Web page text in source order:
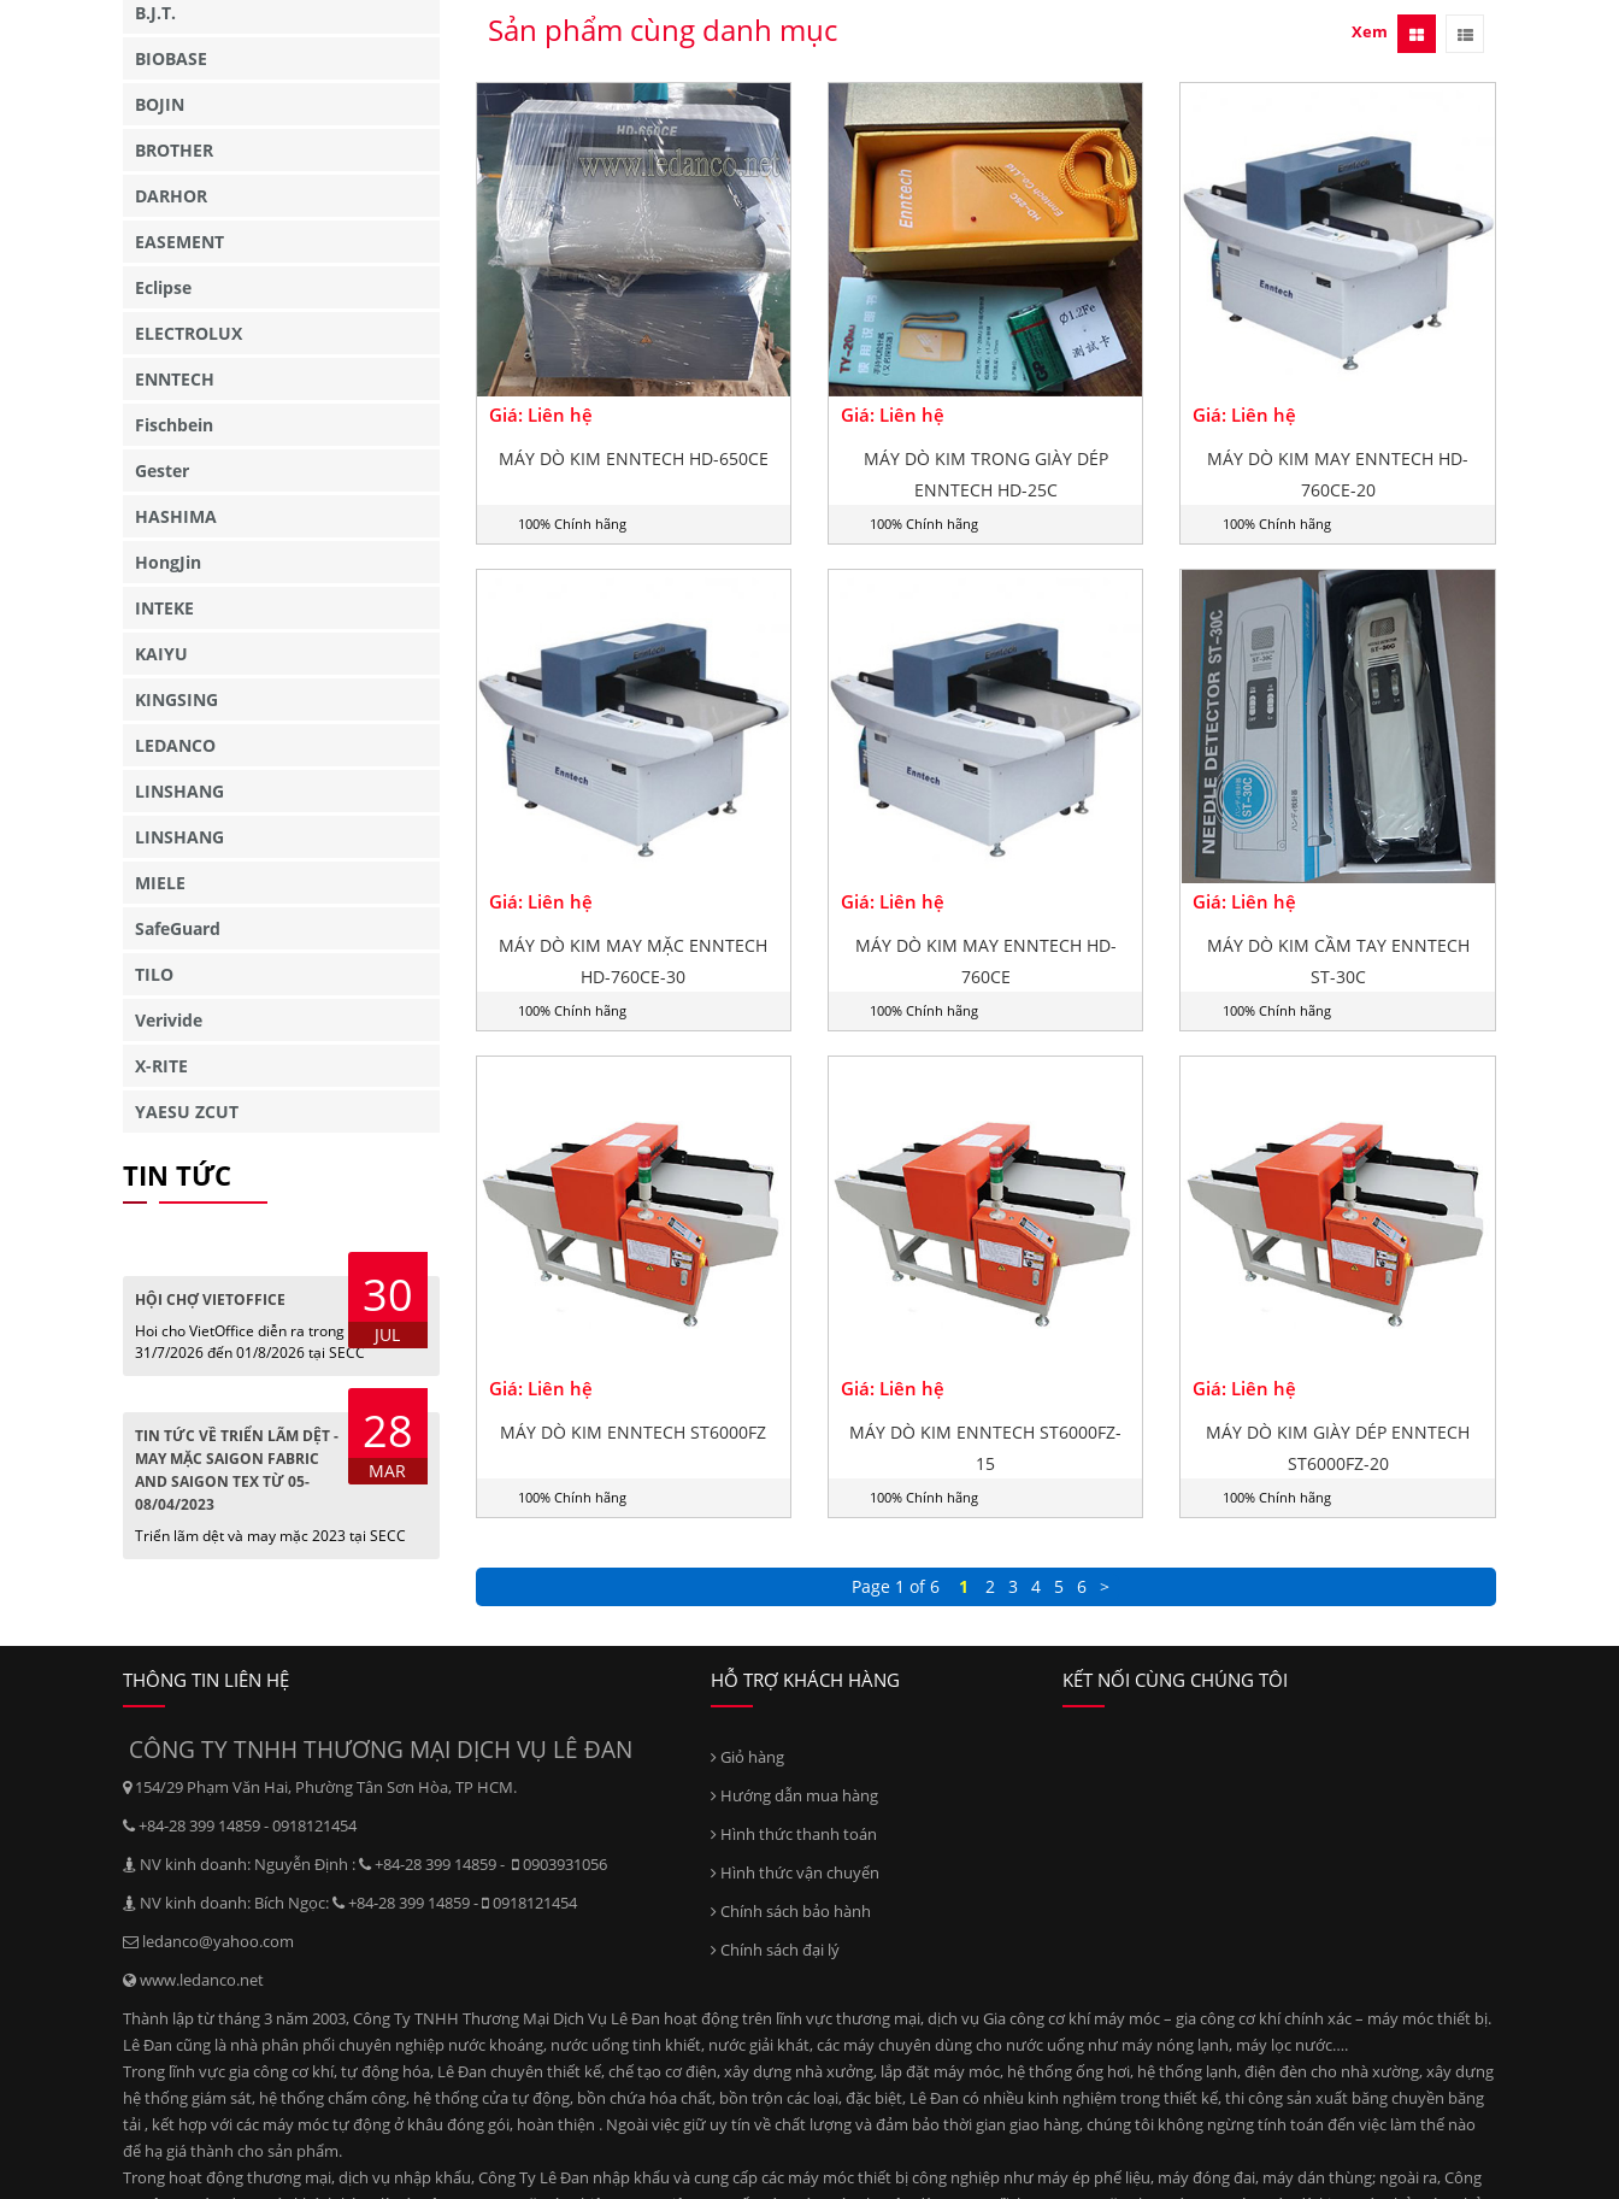
Sản phẩm cùng danh mục Xem
Giá: Liên hệ
MÁY DÒ KIM ENNTECH HD-650CE
100% Chính hãng
Giá: Liên hệ
MÁY DÒ KIM TRONG GIÀY DÉP
ENNTECH HD-25C
100% Chính hãng
Giá: Liên hệ
MÁY DÒ KIM MAY ENNTECH HD-
760CE-20
100% Chính hãng
Giá: Liên hệ
MÁY DÒ KIM MAY MẶC ENNTECH
HD-760CE-30
100% Chính hãng
Giá: Liên hệ
MÁY DÒ KIM MAY ENNTECH HD-
760CE
100% Chính hãng
Giá: Liên hệ
MÁY DÒ KIM CẦM TAY ENNTECH
ST-30C
100% Chính hãng
Giá: Liên hệ
MÁY DÒ KIM ENNTECH ST6000FZ
100% Chính hãng
Giá: Liên hệ
MÁY DÒ KIM ENNTECH ST6000FZ-
15
100% Chính hãng
Giá: Liên hệ
MÁY DÒ KIM GIÀY DÉP ENNTECH
ST6000FZ-20
100% Chính hãng
Page 1 of 6 1 2 3 4 5 6 >
B.J.T.
BIOBASE
BOJIN
BROTHER
DARHOR
EASEMENT
Eclipse
ELECTROLUX
ENNTECH
Fischbein
Gester
HASHIMA
HongJin
INTEKE
KAIYU
KINGSING
LEDANCO
LINSHANG
LINSHANG
MIELE
SafeGuard
TILO
Verivide
X-RITE
YAESU ZCUT
TIN TỨC
30
JUL
HỘI CHỢ VIETOFFICE
Hoi cho VietOffice diễn ra trong các ngày
31/7/2026 đến 01/8/2026 tại SECC
28
MAR
TIN TỨC VỀ TRIỂN LÃM DỆT -
MAY MẶC SAIGON FABRIC
AND SAIGON TEX TỪ 05-
08/04/2023
Triển lãm dệt và may mặc 2023 tại SECC
THÔNG TIN LIÊN HỆ
CÔNG TY TNHH THƯƠNG MẠI DỊCH VỤ LÊ ĐAN
154/29 Phạm Văn Hai, Phường Tân Sơn Hòa, TP HCM.
+84-28 399 14859 - 0918121454
NV kinh doanh: Nguyễn Định :
+84-28 399 14859 -
0903931056
NV kinh doanh: Bích Ngọc:
+84-28 399 14859 -
0918121454
ledanco@yahoo.com
www.ledanco.net
HỖ TRỢ KHÁCH HÀNG
Giỏ hàng
Hướng dẫn mua hàng
Hình thức thanh toán
Hình thức vận chuyển
Chính sách bảo hành
Chính sách đại lý
KẾT NỐI CÙNG CHÚNG TÔI
Thành lập từ tháng 3 năm 2003, Công Ty TNHH Thương Mại Dịch Vụ Lê Đan hoạt động trên lĩnh vực thương mại, dịch vụ Gia công cơ khí máy móc – gia công cơ khí chính xác – máy móc thiết bị.
Lê Đan cũng là nhà phân phối chuyên nghiệp nước khoáng, nước uống tinh khiết, nước giải khát, các máy chuyên dùng cho nước uống như máy nóng lạnh, máy lọc nước….
Trong lĩnh vực gia công cơ khí, tự động hóa, Lê Đan chuyên thiết kế, chế tạo cơ điện, xây dựng nhà xưởng, lắp đặt máy móc, hệ thống ống hơi, hệ thống lạnh, điện đèn cho nhà xường, xây dựng
hệ thống giám sát, hệ thống chấm công, hệ thống cửa tự động, bồn chứa hóa chất, bồn trộn các loại, đặc biệt, Lê Đan có nhiều kinh nghiệm trong thiết kế, thi công sản xuất băng chuyền băng
tải , kết hợp với các máy móc tự động ở khâu đóng gói, hoàn thiện . Ngoài việc giữ uy tín về chất lượng và đảm bảo thời gian giao hàng, chúng tôi không ngừng tính toán đến việc làm thế nào
để hạ giá thành cho sản phẩm.
Trong hoạt động thương mại, dịch vụ nhập khẩu, Công Ty Lê Đan nhập khẩu và cung cấp các máy móc thiết bị công nghiệp như máy ép phế liệu, máy đóng đai, máy dán thùng; ngoài ra, Công